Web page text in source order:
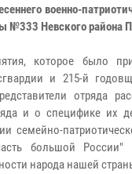
военно-
Невского района
которое было
и 215-й
отряда
и о специфике их
семейно-
большой России"
народа нашей